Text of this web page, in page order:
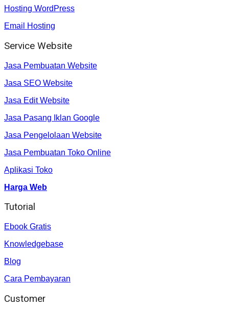
Hosting WordPress
Email Hosting
Service Website
Jasa Pembuatan Website
Jasa SEO Website
Jasa Edit Website
Jasa Pasang Iklan Google
Jasa Pengelolaan Website
Jasa Pembuatan Toko Online
Aplikasi Toko
Harga Web
Tutorial
Ebook Gratis
Knowledgebase
Blog
Cara Pembayaran
Customer